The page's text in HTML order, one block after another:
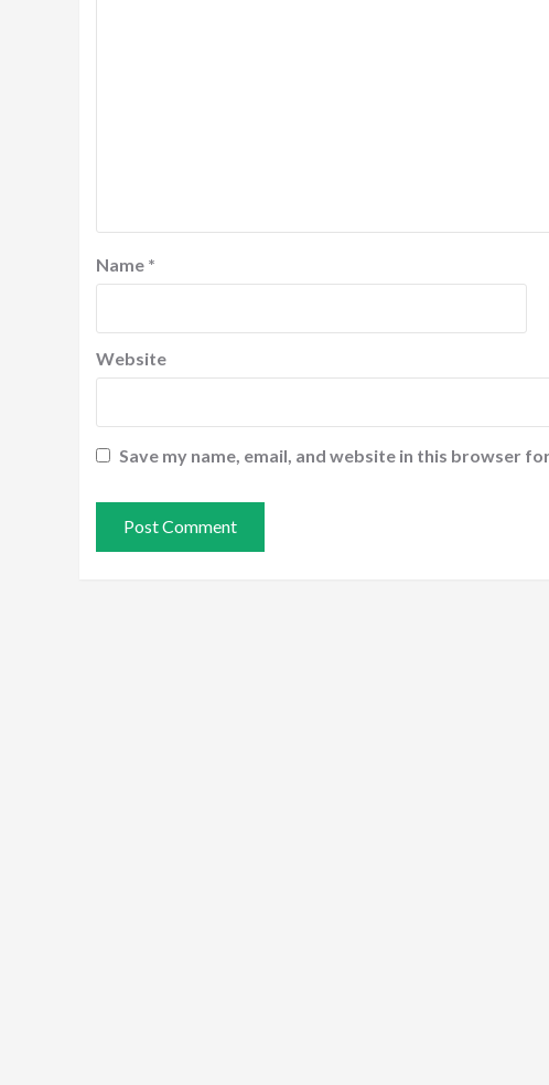
Name *
Website
Save my name, email, and website in this browser